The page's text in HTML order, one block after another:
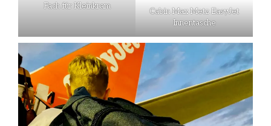
Fach für Kleinkram
Cabin Max Metz EasyJet
Innentasche